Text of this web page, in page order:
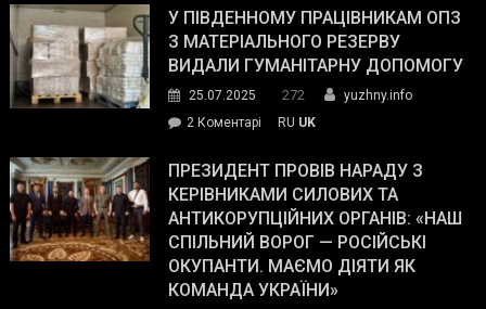
завойовує
симпатії
виборців
The
Street
Journal.
У ПІВДЕННОМУ ПРАЦІВНИКАМ ОПЗ
З МАТЕРІАЛЬНОГО РЕЗЕРВУ
ВИДАЛИ ГУМАНІТАРНУ ДОПОМОГУ
25.07.2025 272
yuzhny.info
2 Коментарі
Південному
працівникам
ОПЗ
з
матеріального
резерву
RU UK
ПРЕЗИДЕНТ ПРОВІВ НАРАДУ З
КЕРІВНИКАМИ СИЛОВИХ ТА
АНТИКОРУПЦІЙНИХ ОРГАНІВ: «НАШ
СПІЛЬНИЙ ВОРОГ — РОСІЙСЬКІ
ОКУПАНТИ. МАЄМО ДІЯТИ ЯК
КОМАНДА УКРАЇНИ»